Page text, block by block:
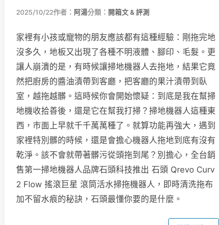
2025/10/22作者： 阿湯分類： 開箱文 & 評測
家裡有小孩或寵物的朋友應該都有這種經驗：剛拖完地
沒多久，地板又出現了各種不明液體、腳印、毛髮。更
讓人崩潰的是，有時候讓掃地機器人去拖地，結果它竟
然把廚房的醬油漬帶到客廳，把客廳的果汁漬帶到臥
室，越拖越髒。這時候你會開始懷疑：到底是我在幫掃
地機收拾善後，還是它在幫我打掃？掃地機器人這種東
西，市面上早就千千萬萬種了。就算功能再強大，遇到
家裡特別髒的時候，還是會擔心機器人拖地到底有沒有
乾淨。該不會就帶著髒污從頭拖到尾？別擔心，全台銷
售第一掃地機器人品牌石頭科技推出 石頭 Qrevo Curv
2 Flow 搖滾巨星 滾筒活水掃拖機器人，即時清洗拖布
加不留水痕的秘訣，石頭最懂你要的是什麼。